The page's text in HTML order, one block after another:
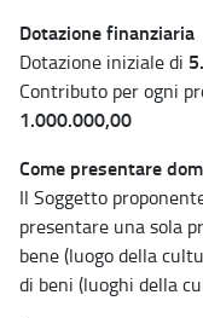
Dotazione finanziaria
Dotazione iniziale di
Contributo per ogni
1.000.000,00
Come presentare
Il Soggetto
presentare una sola
bene (luogo della
di beni (luoghi della